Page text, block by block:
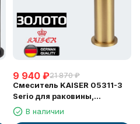
9 940 ₽21 870 ₽
Смеситель KAISER 05311-3
Serio для раковины,
неповоротный, шлифованное
золото (картридж 6202)
В наличии